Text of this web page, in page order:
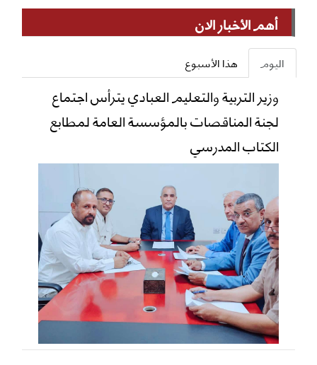
أهم الأخبار الان
اليوم هذا الأسبوع
وزير التربية والتعليم العبادي يترأس اجتماع
لجنة المناقصات بالمؤسسة العامة لمطابع
الكتاب المدرسي